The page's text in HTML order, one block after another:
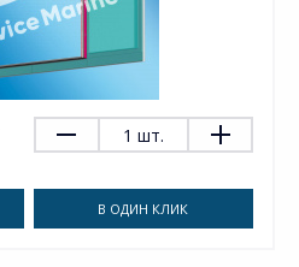
1 шт.
В ОДИН КЛИК